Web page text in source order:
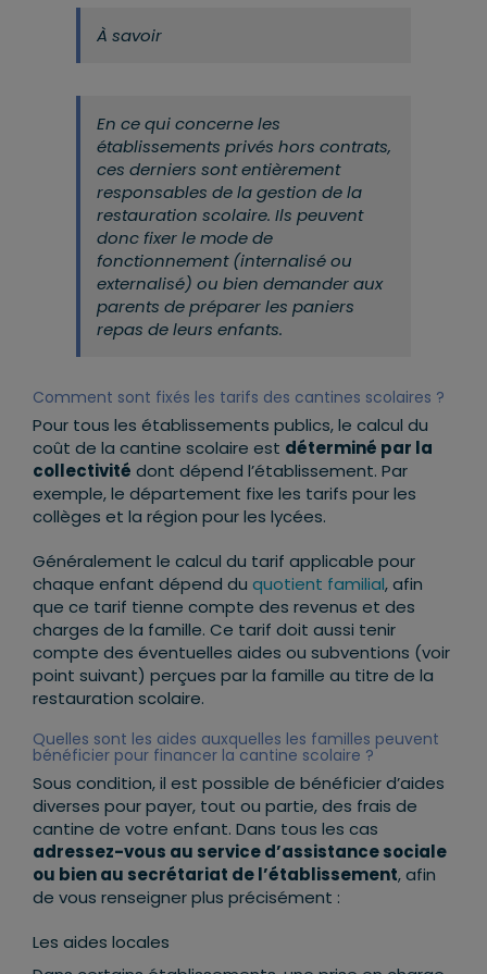
À savoir
En ce qui concerne les
établissements privés hors contrats,
ces derniers sont entièrement
responsables de la gestion de la
restauration scolaire. Ils peuvent
donc fixer le mode de
fonctionnement (internalisé ou
externalisé) ou bien demander aux
parents de préparer les paniers
repas de leurs enfants.
Comment sont fixés les tarifs des cantines scolaires ?
Pour tous les établissements publics, le calcul du
coût de la cantine scolaire est déterminé par la
collectivité dont dépend l’établissement. Par
exemple, le département fixe les tarifs pour les
collèges et la région pour les lycées.
Généralement le calcul du tarif applicable pour
chaque enfant dépend du quotient familial, afin
que ce tarif tienne compte des revenus et des
charges de la famille. Ce tarif doit aussi tenir
compte des éventuelles aides ou subventions (voir
point suivant) perçues par la famille au titre de la
restauration scolaire.
Quelles sont les aides auxquelles les familles peuvent
bénéficier pour financer la cantine scolaire ?
Sous condition, il est possible de bénéficier d’aides
diverses pour payer, tout ou partie, des frais de
cantine de votre enfant. Dans tous les cas
adressez-vous au service d’assistance sociale
ou bien au secrétariat de l’établissement, afin
de vous renseigner plus précisément :
Les aides locales